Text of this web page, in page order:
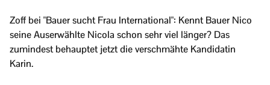
Zoff bei "Bauer sucht Frau International": Kennt Bauer Nico
seine Auserwählte Nicola schon sehr viel länger? Das
zumindest behauptet jetzt die verschmähte Kandidatin
Karin.